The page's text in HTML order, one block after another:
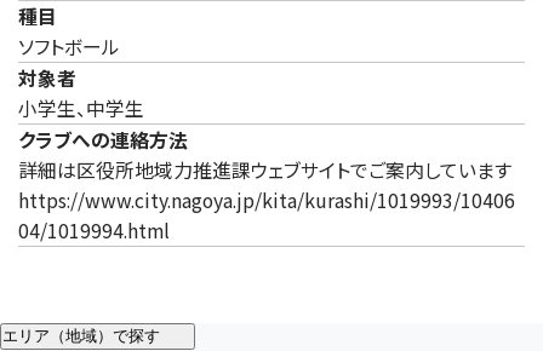
種目
ソフトボール
対象者
小学生、中学生
クラブへの連絡方法
詳細は区役所地域力推進課ウェブサイトでご案内しています
https://www.city.nagoya.jp/kita/kurashi/1019993/10406
04/1019994.html
エリア（地域）で探す